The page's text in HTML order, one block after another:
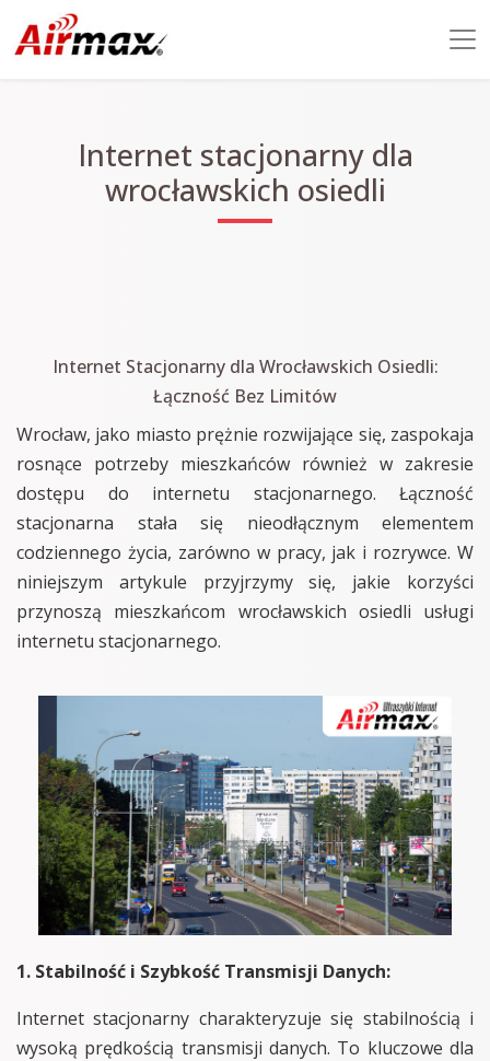
Internet stacjonarny dla
wrocławskich osiedli
Internet Stacjonarny dla Wrocławskich Osiedli:
Łączność Bez Limitów
Wrocław, jako miasto prężnie rozwijające się, zaspokaja
rosnące potrzeby mieszkańców również w zakresie
dostępu do internetu stacjonarnego. Łączność
stacjonarna stała się nieodłącznym elementem
codziennego życia, zarówno w pracy, jak i rozrywce. W
niniejszym artykule przyjrzymy się, jakie korzyści
przynoszą mieszkańcom wrocławskich osiedli usługi
internetu stacjonarnego.
1. Stabilność i Szybkość Transmisji Danych:
Internet stacjonarny charakteryzuje się stabilnością i
wysoką prędkością transmisji danych. To kluczowe dla